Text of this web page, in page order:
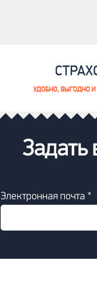
Задать
Электронная почта *